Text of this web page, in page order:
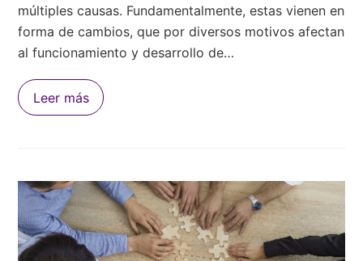
múltiples causas. Fundamentalmente, estas vienen en
forma de cambios, que por diversos motivos afectan
al funcionamiento y desarrollo de…
Leer más